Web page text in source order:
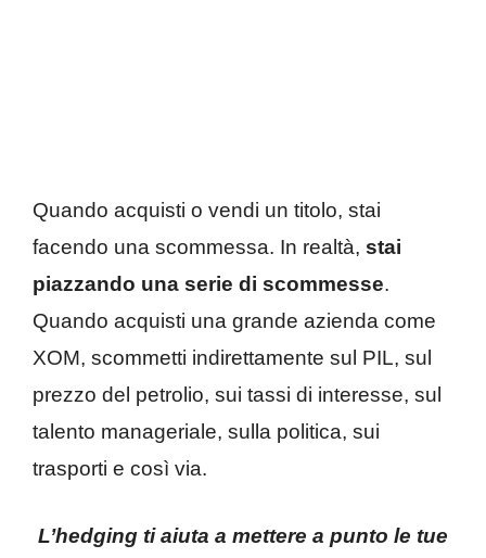
Quando acquisti o vendi un titolo, stai
facendo una scommessa. In realtà, stai
piazzando una serie di scommesse.
Quando acquisti una grande azienda come
XOM, scommetti indirettamente sul PIL, sul
prezzo del petrolio, sui tassi di interesse, sul
talento manageriale, sulla politica, sui
trasporti e così via.
L’hedging ti aiuta a mettere a punto le tue